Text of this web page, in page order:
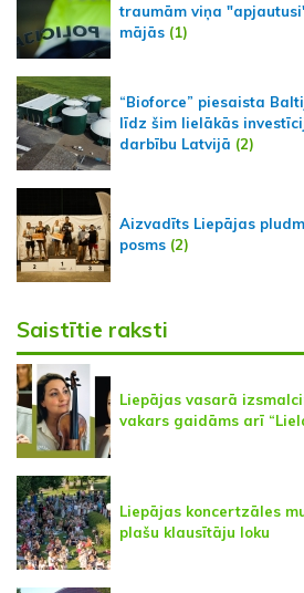
traumām viņa
mājās (1)
“Bioforce” piesaista
līdz šim lielākās
darbību Latvijā (2)
Aizvadīts Liepājas
posms (2)
Saistītie raksti
Liepājas vasarā
vakars gaidāms arī
Liepājas koncertzāles
plašu klausītāju loku